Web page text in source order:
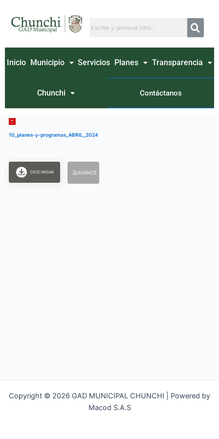
contenido
Inicio Municipio Servicios Planes Transparencia
Chunchi Contáctanos
10_planes-y-programas_ABRIL_2024
DESCARGAR AVANCE
Copyright © 2026 GAD MUNICIPAL CHUNCHI | Powered by
Macod S.A.S